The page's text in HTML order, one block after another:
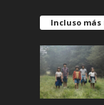
Incluso